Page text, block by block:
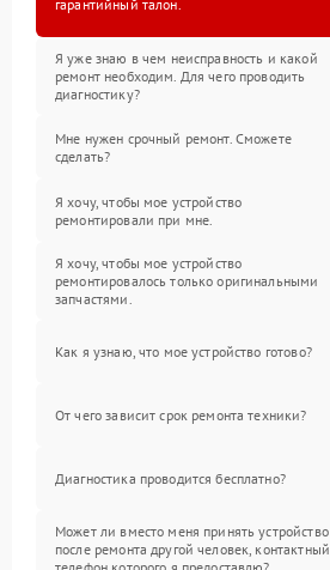
гарантийный талон.
Я уже знаю в чем неисправность и какой
ремонт необходим. Для чего проводить
диагностику?
Мне нужен срочный ремонт. Сможете
сделать?
Я хочу, чтобы мое устройство
ремонтировали при мне.
Я хочу, чтобы мое устройство
ремонтировалось только оригинальными
запчастями.
Как я узнаю, что мое устройство готово?
От чего зависит срок ремонта техники?
Диагностика проводится бесплатно?
Может ли вместо меня принять устройство
после ремонта другой человек, контактный